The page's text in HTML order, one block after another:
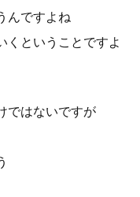
んですよね
くということですよ
ではないですが